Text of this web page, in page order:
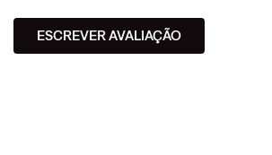
ESCREVER AVALIAÇÃO